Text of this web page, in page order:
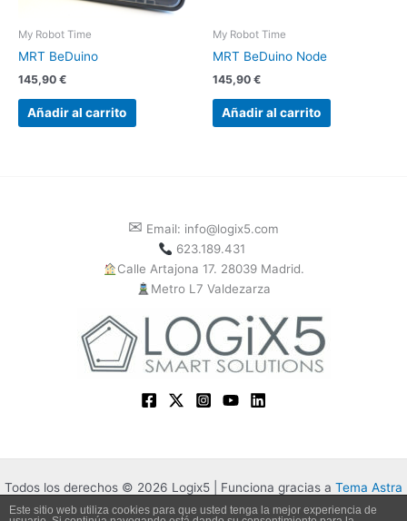
My Robot Time
MRT BeDuino
145,90 €
Añadir al carrito
My Robot Time
MRT BeDuino Node
145,90 €
Añadir al carrito
✉ Email: info@logix5.com
623.189.431
Calle Artajona 17. 28039 Madrid.
Metro L7 Valdezarza
Todos los derechos © 2026 Logix5 | Funciona gracias a Tema Astra
para WordPress
Este sitio web utiliza cookies para que usted tenga la mejor experiencia de